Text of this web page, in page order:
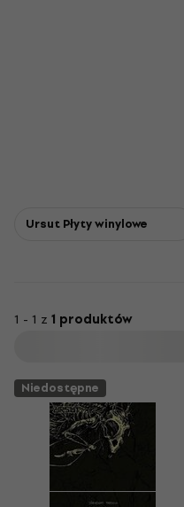
Ursut Płyty winylowe
1 - 1 z 1 produktów
Niedostępne